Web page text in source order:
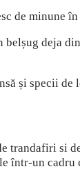
de minune
belșug deja
și specii
trandafiri si
într-un cadru